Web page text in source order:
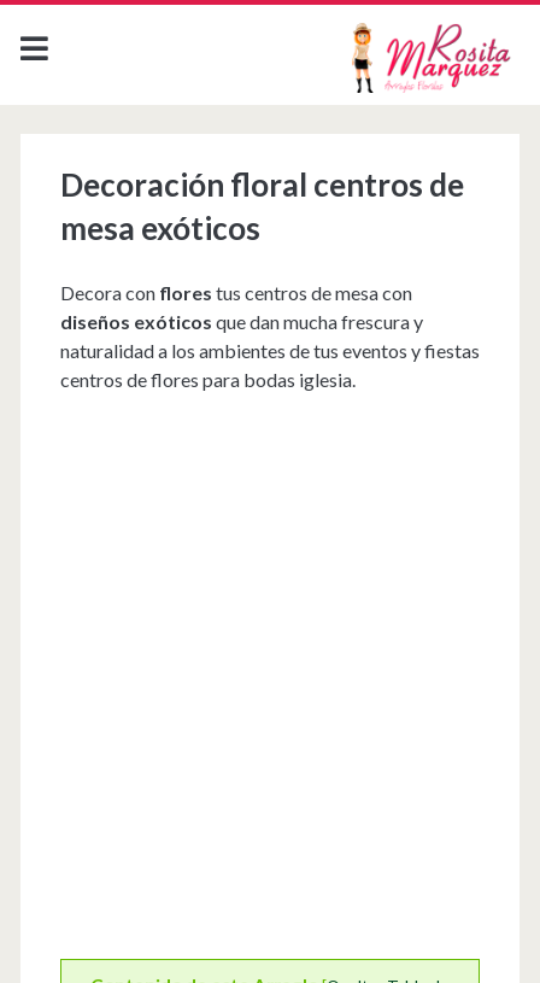
Decoración floral centros de
mesa exóticos
Decora con flores tus centros de mesa con
diseños exóticos que dan mucha frescura y
naturalidad a los ambientes de tus eventos y fiestas
centros de flores para bodas iglesia.